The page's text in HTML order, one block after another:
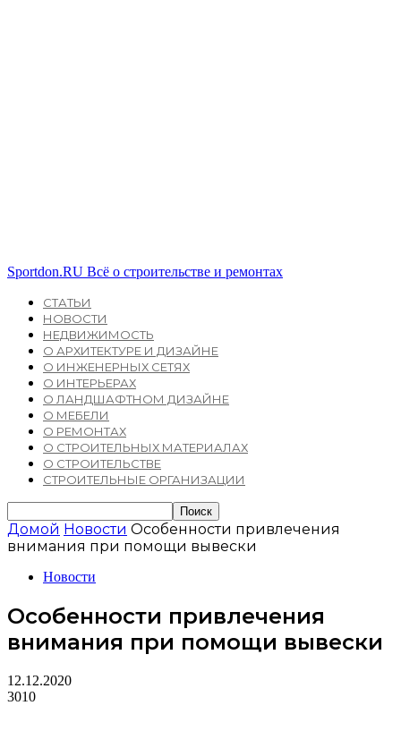
Sportdon.RU Всё о строительстве и ремонтах
СТАТЬИ
НОВОСТИ
НЕДВИЖИМОСТЬ
О АРХИТЕКТУРЕ И ДИЗАЙНЕ
О ИНЖЕНЕРНЫХ СЕТЯХ
О ИНТЕРЬЕРАХ
О ЛАНДШАФТНОМ ДИЗАЙНЕ
О МЕБЕЛИ
О РЕМОНТАХ
О СТРОИТЕЛЬНЫХ МАТЕРИАЛАХ
О СТРОИТЕЛЬСТВЕ
СТРОИТЕЛЬНЫЕ ОРГАНИЗАЦИИ
Домой Новости Особенности привлечения
внимания при помощи вывески
Новости
Особенности привлечения
внимания при помощи вывески
12.12.2020
3010